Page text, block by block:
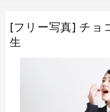
[フリー写真] チョ
生